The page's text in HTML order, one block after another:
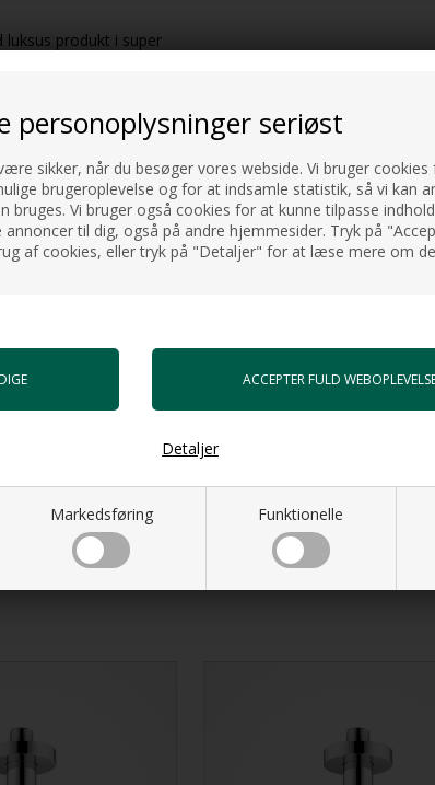
personoplysninger seriøst
sikker, når du besøger vores webside. Vi bruger cookies
brugeroplevelse og for at indsamle statistik, så vi kan
bruges. Vi bruger også cookies for at kunne tilpasse
til dig, også på andre hjemmesider. Tryk på
af cookies, eller tryk på "Detaljer" for at læse mere om
Markedsføring Funktionelle
Detaljer
luksus produkt i super
er i mat børstet